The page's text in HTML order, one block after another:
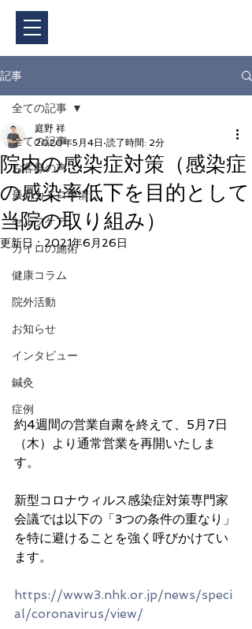
記事
全ての記事
お客様の声
最新カイロ事情
セルフケア
カイロの施術
健康コラム
院外活動
お知らせ
インタビュー
鍼灸
症例
全ての記事
院内の感染症対策（感染症
の感染率低下を目的として
当院の取り組み）
庭野 祥
2020年5月4日 読了時間: 2分
更新日：2021年6月26日
約4週間の営業自粛を終えて、 5月7日
（木）より 通常営業を再開いたしま
す。
新型コロナウィルス感染症対策専門家
会議では以下の「3つの条件の重なり」
を特に避けることを強く呼びかけてい
ます。
https://www3.nhk.or.jp/news/speci
al/coronavirus/view/